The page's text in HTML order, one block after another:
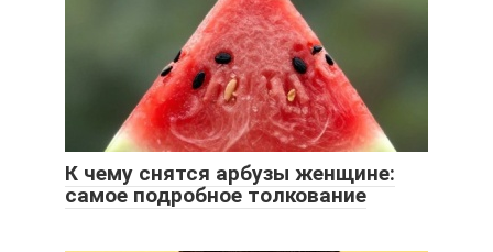
К чему снятся арбузы женщине:
самое подробное толкование